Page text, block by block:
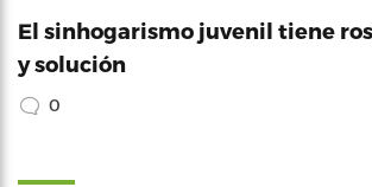
El sinhogarismo juvenil tiene
y solución
0